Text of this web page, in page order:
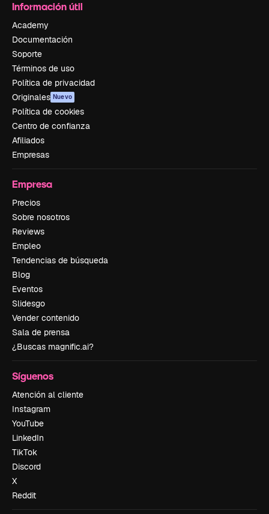
Información útil
Academy
Documentación
Soporte
Términos de uso
Política de privacidad
Originales Nuevo
Política de cookies
Centro de confianza
Afiliados
Empresas
Empresa
Precios
Sobre nosotros
Reviews
Empleo
Tendencias de búsqueda
Blog
Eventos
Slidesgo
Vender contenido
Sala de prensa
¿Buscas magnific.ai?
Síguenos
Atención al cliente
Instagram
YouTube
LinkedIn
TikTok
Discord
X
Reddit